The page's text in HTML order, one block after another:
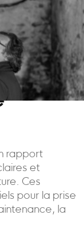
rapport
et
Ces
pour la prise
la